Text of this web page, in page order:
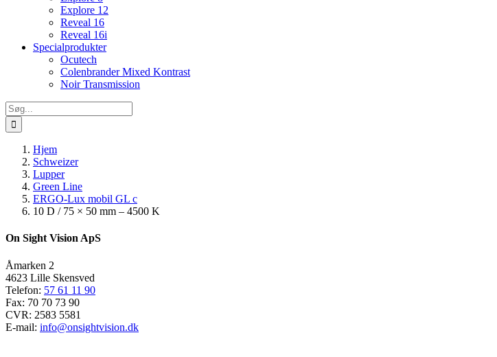
Explore 12
Reveal 16
Reveal 16i
Specialprodukter
Ocutech
Colenbrander Mixed Kontrast
Noir Transmission
Søg
efter:
Hjem
Schweizer
Lupper
Green Line
ERGO-Lux mobil GL c
10 D / 75 × 50 mm – 4500 K
On Sight Vision ApS
Åmarken 2
4623 Lille Skensved
Telefon: 57 61 11 90
Fax: 70 70 73 90
CVR: 2583 5581
E-mail: info@onsightvision.dk